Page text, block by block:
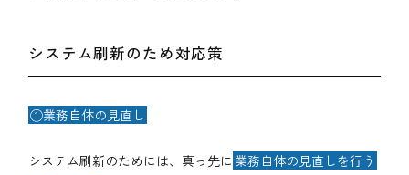
システム刷新のため対応策
①業務自体の見直し
システム刷新のためには、真っ先に 業務自体の見直しを行う